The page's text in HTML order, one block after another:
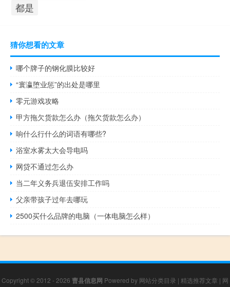
都是
猜你想看的文章
哪个牌子的钢化膜比较好
“寰瀛堕业惩”的出处是哪里
零元游戏攻略
甲方拖欠货款怎么办（拖欠货款怎么办）
响什么行什么的词语有哪些?
浴室水雾太大会导电吗
网贷不通过怎么办
当二年义务兵退伍安排工作吗
父亲带孩子过年去哪玩
2500买什么品牌的电脑（一体电脑怎么样）
Copyright © 2012 - 2026 曹县信息网 Powered by 网站分类目录 | 精选推荐文章 | 网